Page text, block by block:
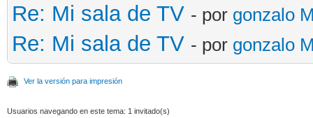
Re: Mi sala de TV - por gonzalo
Re: Mi sala de TV - por gonzalo
Ver la versión para impresión
Usuarios navegando en este tema: 1 invitado(s)